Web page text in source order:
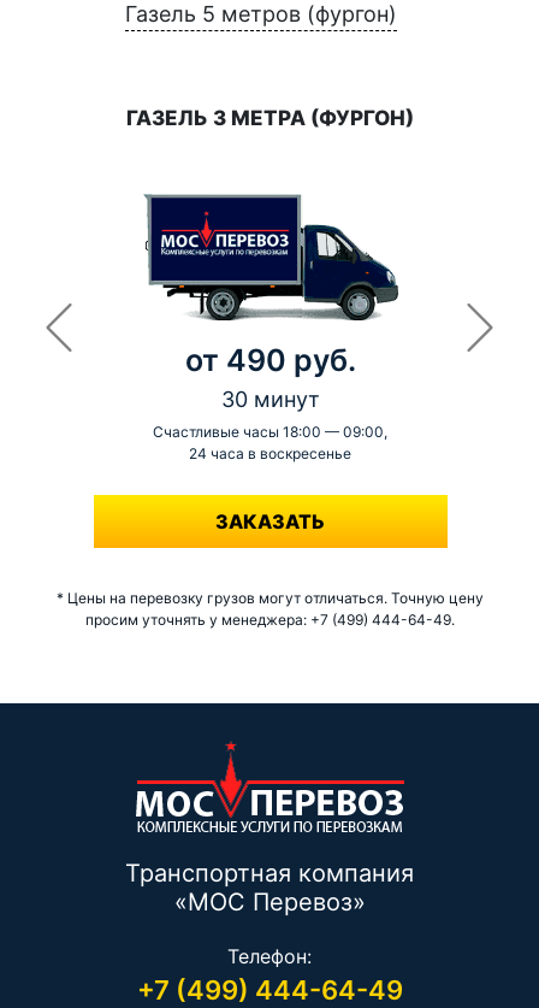
Газель 5 метров (фургон)
ГАЗЕЛЬ 3 МЕТРА (ФУРГОН)
от 490 руб.
30 минут
Счастливые часы 18:00 — 09:00,
24 часа в воскресенье
-
ЗАКАЗАТЬ
* Цены на перевозку грузов могут отличаться. Точную цену
просим уточнять у менеджера: +7 (499) 444-64-49.
Транспортная компания
«МОС Перевоз»
Телефон:
+7 (499) 444-64-49